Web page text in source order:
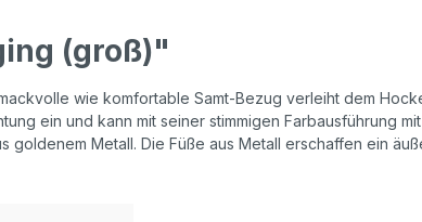
(groß)"
wie komfortable Samt-Bezug verleiht dem
ein und kann mit seiner stimmigen Farbausführung
Metall. Die Füße aus Metall erschaffen ein